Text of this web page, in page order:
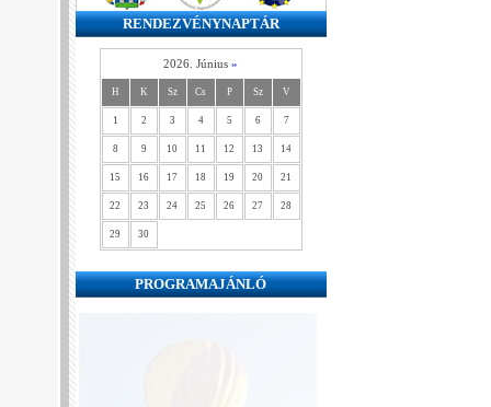
RENDEZVÉNYNAPTÁR
2026. Június »
H K Sz Cs P Sz V
1 2 3 4 5 6 7
8 9 10 11 12 13 14
15 16 17 18 19 20 21
22 23 24 25 26 27 28
29 30
PROGRAMAJÁNLÓ